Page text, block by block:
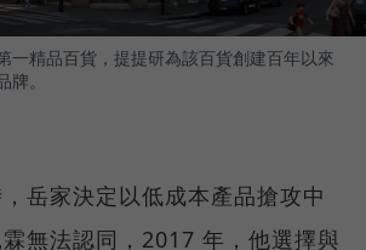
一精品百貨，提提研為該百貨創建百年以來
。
岳家決定以低成本產品搶攻中
無法認同，2017 年，他選擇與